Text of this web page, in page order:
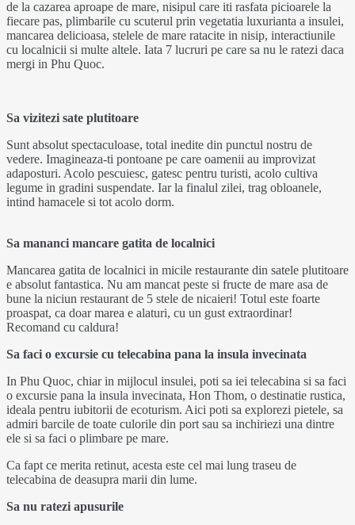
de la cazarea aproape de mare, nisipul care iti rasfata picioarele la
fiecare pas, plimbarile cu scuterul prin vegetatia luxurianta a insulei,
mancarea delicioasa, stelele de mare ratacite in nisip, interactiunile
cu localnicii si multe altele. Iata 7 lucruri pe care sa nu le ratezi daca
mergi in Phu Quoc.
Sa vizitezi sate plutitoare
Sunt absolut spectaculoase, total inedite din punctul nostru de
vedere. Imagineaza-ti pontoane pe care oamenii au improvizat
adaposturi. Acolo pescuiesc, gatesc pentru turisti, acolo cultiva
legume in gradini suspendate. Iar la finalul zilei, trag obloanele,
intind hamacele si tot acolo dorm.
Sa mananci mancare gatita de localnici
Mancarea gatita de localnici in micile restaurante din satele plutitoare
e absolut fantastica. Nu am mancat peste si fructe de mare asa de
bune la niciun restaurant de 5 stele de nicaieri! Totul este foarte
proaspat, ca doar marea e alaturi, cu un gust extraordinar!
Recomand cu caldura!
Sa faci o excursie cu telecabina pana la insula invecinata
In Phu Quoc, chiar in mijlocul insulei, poti sa iei telecabina si sa faci
o excursie pana la insula invecinata, Hon Thom, o destinatie rustica,
ideala pentru iubitorii de ecoturism. Aici poti sa explorezi pietele, sa
admiri barcile de toate culorile din port sau sa inchiriezi una dintre
ele si sa faci o plimbare pe mare.
Ca fapt ce merita retinut, acesta este cel mai lung traseu de
telecabina de deasupra marii din lume.
Sa nu ratezi apusurile